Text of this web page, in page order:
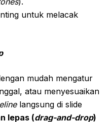
untuk melacak
mudah mengatur
atau menyesuaikan
langsung di slide
lepas (drag-and-drop)